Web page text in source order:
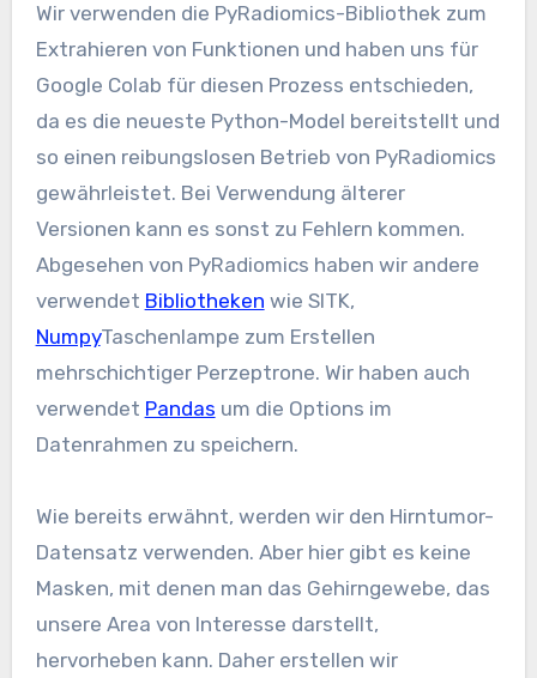
Wir verwenden die PyRadiomics-Bibliothek zum
Extrahieren von Funktionen und haben uns für
Google Colab für diesen Prozess entschieden,
da es die neueste Python-Model bereitstellt und
so einen reibungslosen Betrieb von PyRadiomics
gewährleistet. Bei Verwendung älterer
Versionen kann es sonst zu Fehlern kommen.
Abgesehen von PyRadiomics haben wir andere
verwendet Bibliotheken wie SITK,
NumpyTaschenlampe zum Erstellen
mehrschichtiger Perzeptrone. Wir haben auch
verwendet Pandas um die Options im
Datenrahmen zu speichern.
Wie bereits erwähnt, werden wir den Hirntumor-
Datensatz verwenden. Aber hier gibt es keine
Masken, mit denen man das Gehirngewebe, das
unsere Area von Interesse darstellt,
hervorheben kann. Daher erstellen wir